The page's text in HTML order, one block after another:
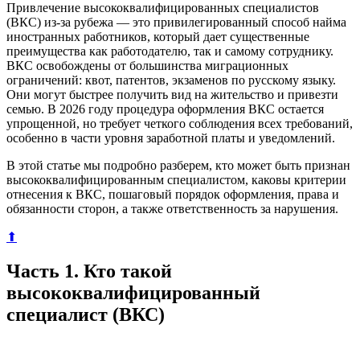
Привлечение высококвалифицированных специалистов
(ВКС) из-за рубежа — это привилегированный способ найма
иностранных работников, который дает существенные
преимущества как работодателю, так и самому сотруднику.
ВКС освобождены от большинства миграционных
ограничений: квот, патентов, экзаменов по русскому языку.
Они могут быстрее получить вид на жительство и привезти
семью. В 2026 году процедура оформления ВКС остается
упрощенной, но требует четкого соблюдения всех требований,
особенно в части уровня заработной платы и уведомлений.
В этой статье мы подробно разберем, кто может быть признан
высококвалифицированным специалистом, каковы критерии
отнесения к ВКС, пошаговый порядок оформления, права и
обязанности сторон, а также ответственность за нарушения.
⬆
Часть 1. Кто такой
высококвалифицированный
специалист (ВКС)